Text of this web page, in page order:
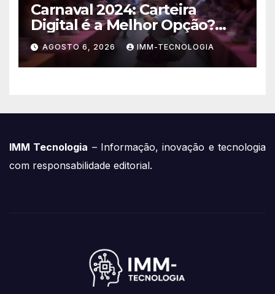
Carnaval 2024: Carteira
Digital é a Melhor Opção?
Guia Completo de Segurança
para Pagar com o Celular na
Folia
AGOSTO 6, 2026 IMM-TECNOLOGIA
IMM Tecnologia – Informação, inovação e tecnologia
com responsabilidade editorial.